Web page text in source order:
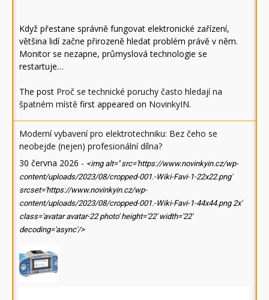
Když přestane správně fungovat elektronické zařízení,
většina lidí začne přirozeně hledat problém právě v něm.
Monitor se nezapne, průmyslová technologie se
restartuje…
The post Proč se technické poruchy často hledají na
špatném místě first appeared on NovinkyIN.
Moderní vybavení pro elektrotechniku: Bez čeho se
neobejde (nejen) profesionální dílna?
30 června 2026 - <img alt='' src='https://www.novinkyin.cz/wp-
content/uploads/2023/08/cropped-001.-Wiki-Favi-1-22x22.png'
srcset='https://www.novinkyin.cz/wp-
content/uploads/2023/08/cropped-001.-Wiki-Favi-1-44x44.png 2x'
class='avatar avatar-22 photo' height='22' width='22'
decoding='async'/>